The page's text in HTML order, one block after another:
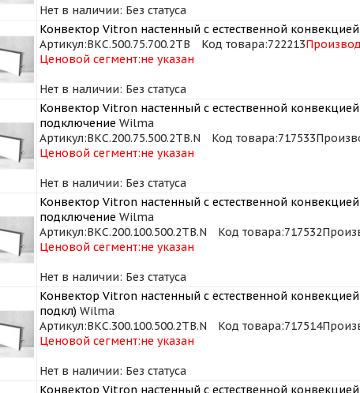
Нет в наличии: Без статуса
Конвектор Vitron настенный с естественной
Артикул:ВКС.500.75.700.2ТВ Код товара:722213
Ценовой сегмент:не указан
Нет в наличии: Без статуса
Конвектор Vitron настенный с естественной
подключение Wilma
Артикул:ВКС.200.75.500.2ТВ.N Код товара:717533
Ценовой сегмент:не указан
Нет в наличии: Без статуса
Конвектор Vitron настенный с естественной
подключение Wilma
Артикул:ВКС.200.100.500.2ТВ.N Код товара:717532
Ценовой сегмент:не указан
Нет в наличии: Без статуса
Конвектор Vitron настенный с естественной
подкл) Wilma
Артикул:ВКС.300.100.500.2ТВ.N Код товара:717514
Ценовой сегмент:не указан
Нет в наличии: Без статуса
Конвектор Vitron настенный с естественной